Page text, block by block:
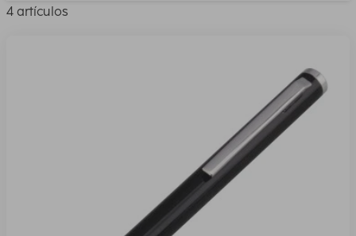
4 artículos